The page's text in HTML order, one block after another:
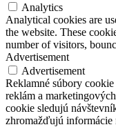
Analytics
Analytical cookies are
the website. These
number of visitors,
Advertisement
Advertisement
Reklamné súbory
reklám a
cookie sledujú
zhromažďujú informácie